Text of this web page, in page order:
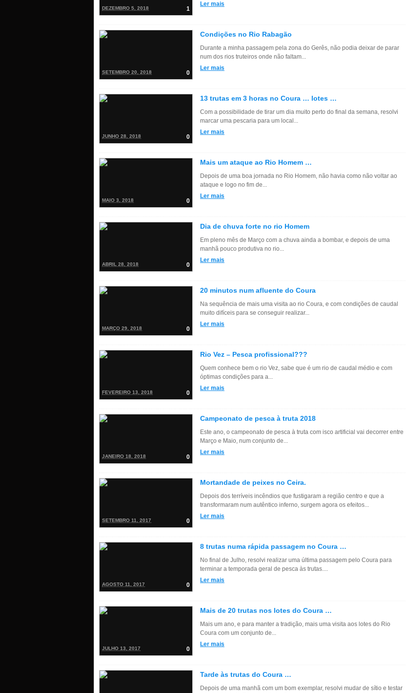
1
DEZEMBRO 5, 2018
Ler mais
0
SETEMBRO 20, 2018
Condições no Rio Rabagão
Durante a minha passagem pela zona do Gerês, não podia deixar de parar
num dos rios truteiros onde não faltam...
Ler mais
0
JUNHO 28, 2018
13 trutas em 3 horas no Coura … lotes …
Com a possibilidade de tirar um dia muito perto do final da semana, resolvi
marcar uma pescaria para um local...
Ler mais
0
MAIO 3, 2018
Mais um ataque ao Rio Homem …
Depois de uma boa jornada no Rio Homem, não havia como não voltar ao
ataque e logo no fim de...
Ler mais
0
ABRIL 28, 2018
Dia de chuva forte no rio Homem
Em pleno mês de Março com a chuva ainda a bombar, e depois de uma
manhã pouco produtiva no rio...
Ler mais
0
MARÇO 29, 2018
20 minutos num afluente do Coura
Na sequência de mais uma visita ao rio Coura, e com condições de caudal
muito difíceis para se conseguir realizar...
Ler mais
0
FEVEREIRO 13, 2018
Rio Vez – Pesca profissional???
Quem conhece bem o rio Vez, sabe que é um rio de caudal médio e com
óptimas condições para a...
Ler mais
0
JANEIRO 18, 2018
Campeonato de pesca à truta 2018
Este ano, o campeonato de pesca à truta com isco artificial vai decorrer entre
Março e Maio, num conjunto de...
Ler mais
0
SETEMBRO 11, 2017
Mortandade de peixes no Ceira.
Depois dos terríveis incêndios que fustigaram a região centro e que a
transformaram num autêntico inferno, surgem agora os efeitos...
Ler mais
0
AGOSTO 11, 2017
8 trutas numa rápida passagem no Coura …
No final de Julho, resolvi realizar uma última passagem pelo Coura para
terminar a temporada geral de pesca às trutas....
Ler mais
0
JULHO 13, 2017
Mais de 20 trutas nos lotes do Coura …
Mais um ano, e para manter a tradição, mais uma visita aos lotes do Rio
Coura com um conjunto de...
Ler mais
Tarde às trutas do Coura …
Depois de uma manhã com um bom exemplar, resolvi mudar de sítio e testar